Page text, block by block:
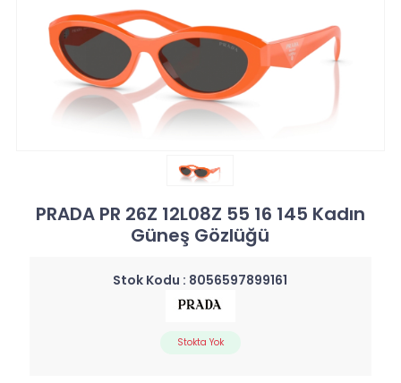
PRADA PR 26Z 12L08Z 55 16 145 Kadın
Güneş Gözlüğü
Stok Kodu : 8056597899161
Stokta Yok